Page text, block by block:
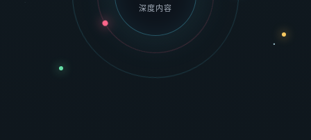
深度内容